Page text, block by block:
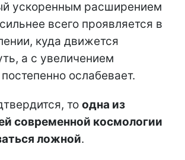
ускоренным расширением
всего проявляется в
куда движется
а с увеличением
ослабевает.
то одна из
современной космологии
ложной.